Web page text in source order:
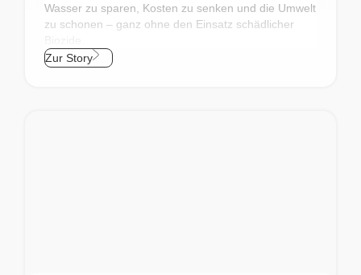
Wasser zu sparen, Kosten zu senken und die Umwelt
zu schonen – ganz ohne den Einsatz schädlicher
Zur Story